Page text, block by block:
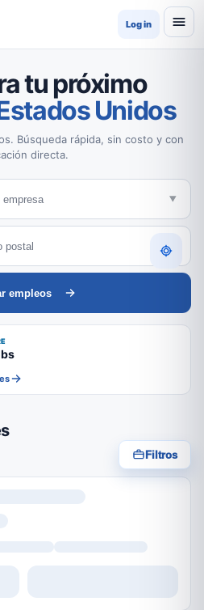
Log in
tu próximo
Unidos
Búsqueda rápida, sin costo y con
directa.
empleos
Filtros